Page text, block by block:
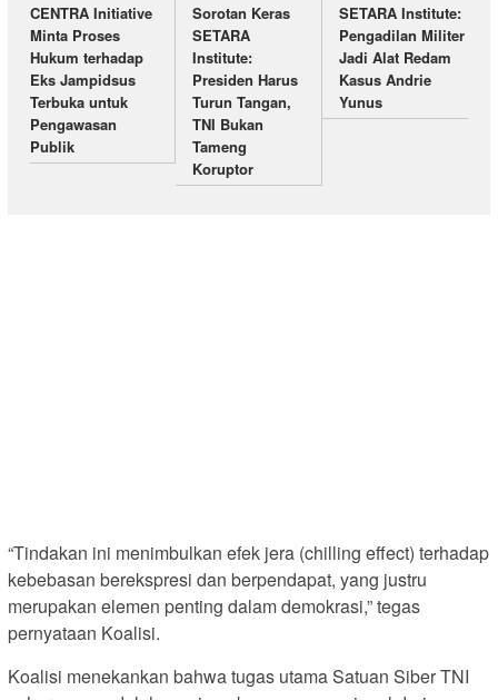
CENTRA Initiative
Minta Proses
Hukum terhadap
Eks Jampidsus
Terbuka untuk
Pengawasan
Publik
Sorotan Keras
SETARA
Institute:
Presiden Harus
Turun Tangan,
TNI Bukan
Tameng
Koruptor
SETARA Institute:
Pengadilan Militer
Jadi Alat Redam
Kasus Andrie
Yunus
“Tindakan ini menimbulkan efek jera (chilling effect) terhadap
kebebasan berekspresi dan berpendapat, yang justru
merupakan elemen penting dalam demokrasi,” tegas
pernyataan Koalisi.
Koalisi menekankan bahwa tugas utama Satuan Siber TNI